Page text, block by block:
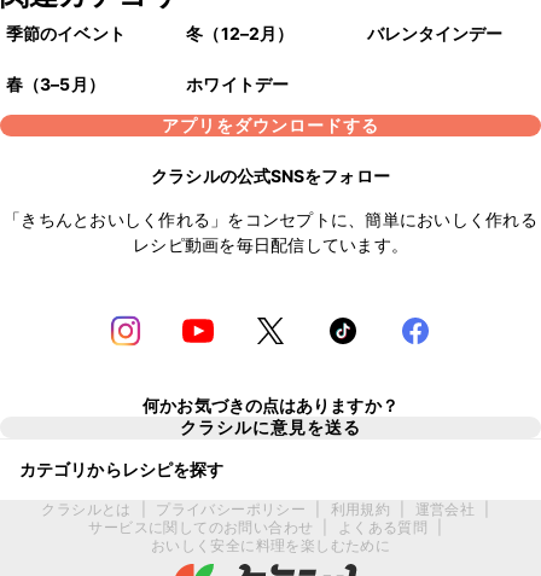
季節のイベント 冬（12–2月） バレンタインデー
春（3–5月）
ホワイトデー
アプリをダウンロードする
クラシルの公式SNSをフォロー
「きちんとおいしく作れる」をコンセプトに、簡単においしく作れる
レシピ動画を毎日配信しています。
何かお気づきの点はありますか？
クラシルに意見を送る
カテゴリからレシピを探す
クラシルとは プライバシーポリシー 利用規約 運営会社
サービスに関してのお問い合わせ
よくある質問
おいしく安全に料理を楽しむために